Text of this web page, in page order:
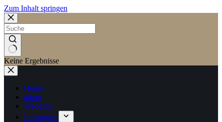
Zum Inhalt springen
Keine Ergebnisse
Home
about
Wedding
Leistungen